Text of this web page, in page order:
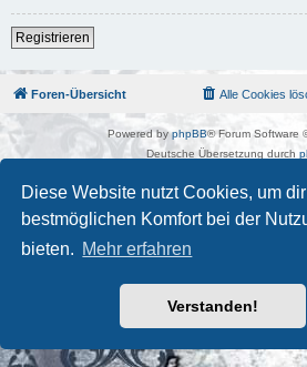
Diese Website nutzt Cookies, um
bestmöglichen Komfort bei der
bieten. Mehr erfahren
Verstanden!
Registrieren
Foren-Übersicht Alle Cookies
Powered byphpBB® Forum Software
Deutsche Übersetzung durch
Datenschutz|